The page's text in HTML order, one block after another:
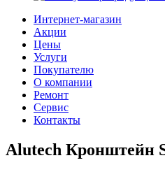
Интернет-магазин
Акции
Цены
Услуги
Покупателю
О компании
Ремонт
Сервис
Контакты
Alutech Кронштейн